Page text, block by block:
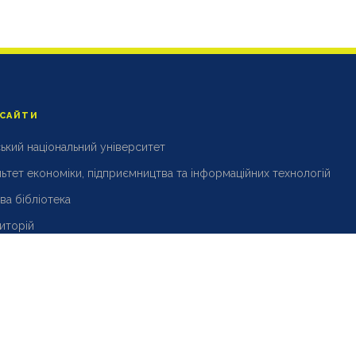
САЙТИ
національний університет
економіки, підприємництва та інформаційних технологій
бібліотека